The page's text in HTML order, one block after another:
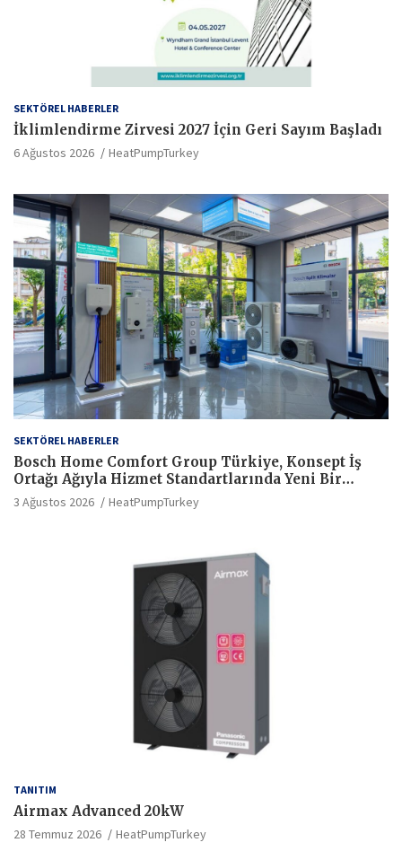
SEKTÖREL HABERLER
İklimlendirme Zirvesi 2027 İçin Geri Sayım Başladı
6 Ağustos 2026 HeatPumpTurkey
SEKTÖREL HABERLER
Bosch Home Comfort Group Türkiye, Konsept İş
Ortağı Ağıyla Hizmet Standartlarında Yeni Bir
Dönem Başlatıyor
3 Ağustos 2026 HeatPumpTurkey
TANITIM
Airmax Advanced 20kW
28 Temmuz 2026 HeatPumpTurkey